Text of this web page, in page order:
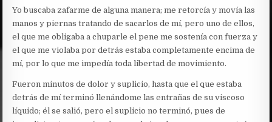
Yo buscaba zafarme de alguna manera; me retorcía y movía las
manos y piernas tratando de sacarlos de mí, pero uno de ellos,
el que me obligaba a chuparle el pene me sostenía con fuerza y
el que me violaba por detrás estaba completamente encima de
mí, por lo que me impedía toda libertad de movimiento.
Fueron minutos de dolor y suplicio, hasta que el que estaba
detrás de mí terminó llenándome las entrañas de su viscoso
líquido; él se salió, pero el suplicio no terminó, pues de